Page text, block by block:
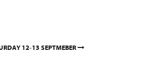
12-13 SEPTMEBER